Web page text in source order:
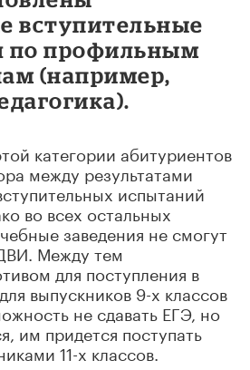
вступительные
по профильным
(например,
категории абитуриентов
между результатами
испытаний
во всех остальных
заведения не смогут
Между тем
для поступления в
выпускников 9-х классов
не сдавать ЕГЭ, но
им придется поступать
11-х классов.